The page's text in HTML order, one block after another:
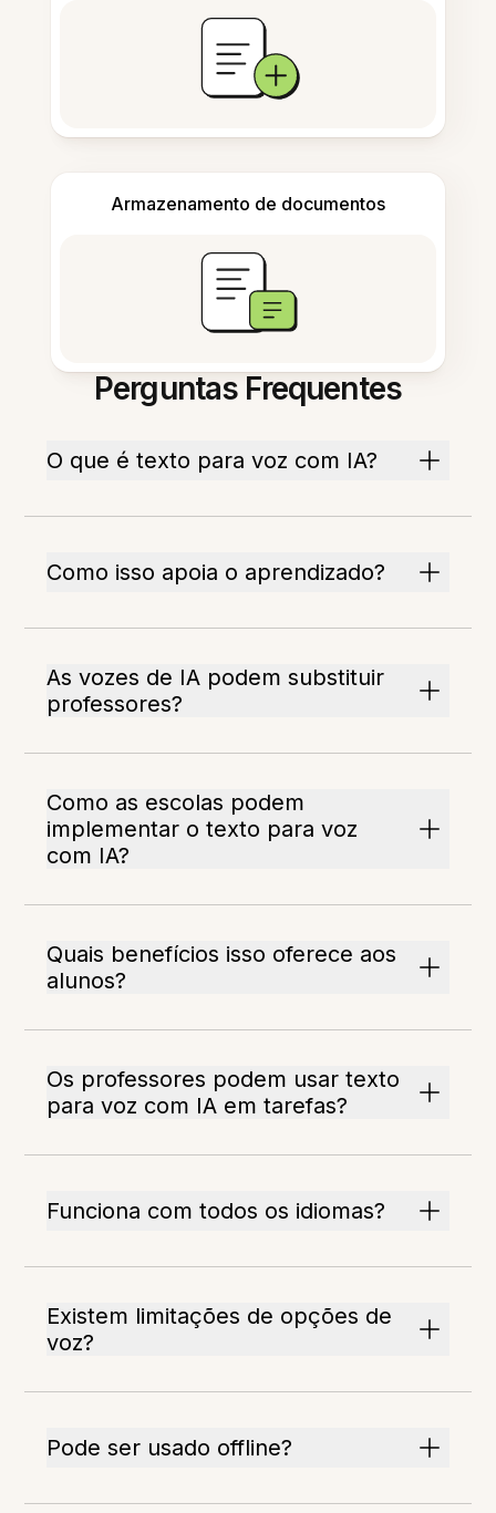
Armazenamento de documentos
Perguntas Frequentes
O que é texto para voz com IA?
Como isso apoia o aprendizado?
As vozes de IA podem substituir
professores?
Como as escolas podem
implementar o texto para voz
com IA?
Quais benefícios isso oferece aos
alunos?
Os professores podem usar texto
para voz com IA em tarefas?
Funciona com todos os idiomas?
Existem limitações de opções de
voz?
Pode ser usado offline?